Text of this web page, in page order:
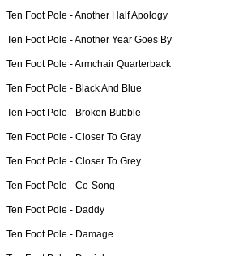
Ten Foot Pole -Another Half Apology
Ten Foot Pole -Another Year Goes By
Ten Foot Pole -Armchair Quarterback
Ten Foot Pole - Black And Blue
Ten Foot Pole - Broken Bubble
Ten Foot Pole - Closer To Gray
Ten Foot Pole - Closer To Grey
Ten Foot Pole - Co-Song
Ten Foot Pole - Daddy
Ten Foot Pole - Damage